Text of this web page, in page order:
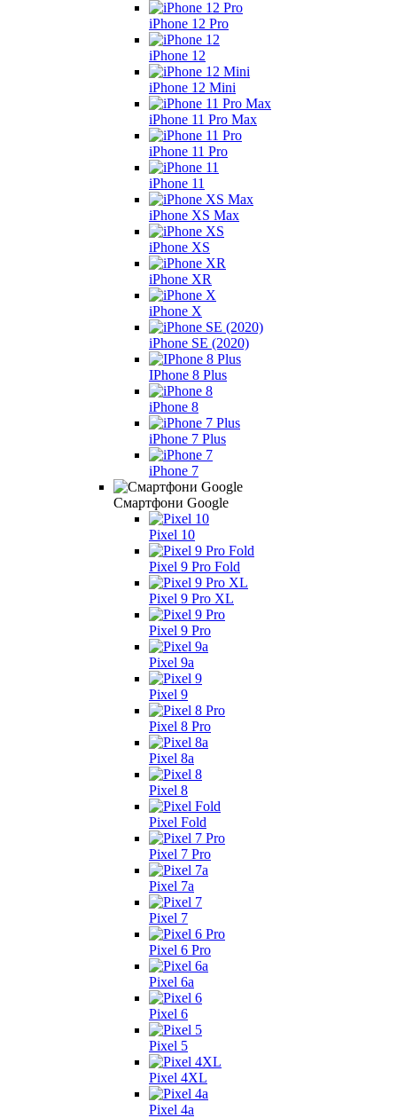
iPhone 12 Pro
iPhone 12
iPhone 12 Mini
iPhone 11 Pro Max
iPhone 11 Pro
iPhone 11
iPhone XS Max
iPhone XS
iPhone XR
iPhone X
iPhone SE (2020)
IPhone 8 Plus
iPhone 8
iPhone 7 Plus
iPhone 7
Смартфони Google
Pixel 10
Pixel 9 Pro Fold
Pixel 9 Pro XL
Pixel 9 Pro
Pixel 9a
Pixel 9
Pixel 8 Pro
Pixel 8a
Pixel 8
Pixel Fold
Pixel 7 Pro
Pixel 7a
Pixel 7
Pixel 6 Pro
Pixel 6a
Pixel 6
Pixel 5
Pixel 4XL
Pixel 4a